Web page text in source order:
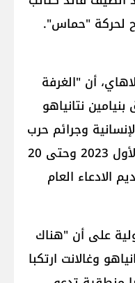
لحركة "حماس".
أن "الغرفة
نتانياهو
وجرائم حرب
ارتكبت بين الثامن من تشرين الأول 2023 وحتى 20
تقديم الادعاء العام
على أن "هناك
وغالانت ارتكبا